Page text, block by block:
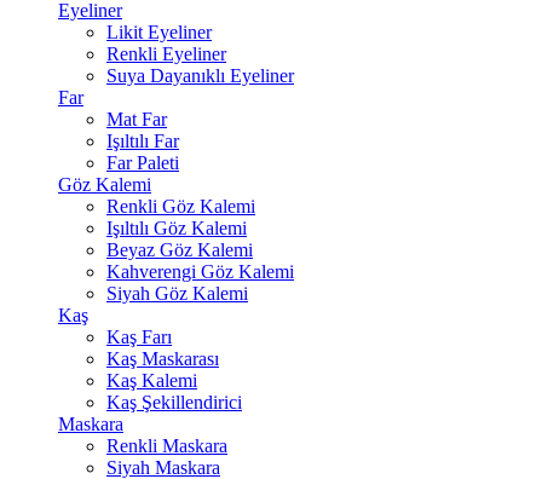
Eyeliner
Likit Eyeliner
Renkli Eyeliner
Suya Dayanıklı Eyeliner
Far
Mat Far
Işıltılı Far
Far Paleti
Göz Kalemi
Renkli Göz Kalemi
Işıltılı Göz Kalemi
Beyaz Göz Kalemi
Kahverengi Göz Kalemi
Siyah Göz Kalemi
Kaş
Kaş Farı
Kaş Maskarası
Kaş Kalemi
Kaş Şekillendirici
Maskara
Renkli Maskara
Siyah Maskara